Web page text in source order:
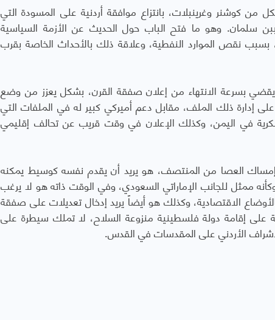
وغرينبلات، بانتزاع موافقة أردنية على المسودة التي
سلمان. وهو ما فتح الباب حول الحديث عن الأزمة السياسية
بسبب نقص الموارد النفطية، وعلاقة ذلك بالأحداث الخاصة بقرب
بسرعة الانتهاء من إعلان صفقة القرن، بشكل يعزز من وضع
على إدارة ذلك الملف، مقابل دعم أميركي كبير له في الملفات التي
في اليمن، وكذلك الإعلان في وقت قريب عن تحالف إقليمي
العصا من المنتصف، هو يريد أن يقدم نفسه كوسيط يمكنه
ممثل للجانب الإماراتي السعودي، وفي الوقت ذاته هو لا يرغب
الاقتصادية، وكذلك هو أيضاً يريد إدخال تعديلات على صفقة
على إقامة دولة فلسطينية منزوعة السلاح، لا تملك سيطرة على
الأردني على المقدسات في القدس.